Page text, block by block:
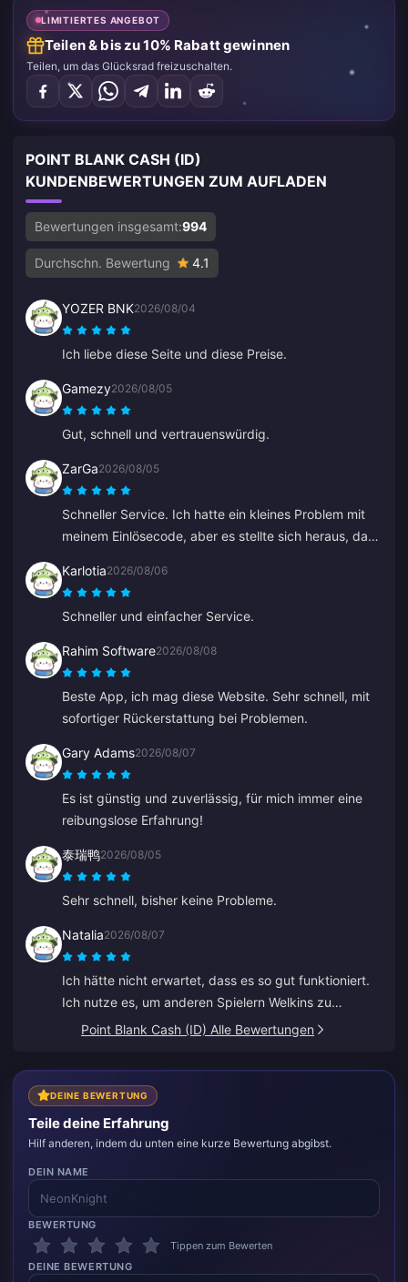
LIMITIERTES ANGEBOT
Teilen & bis zu 10% Rabatt gewinnen
Teilen, um das Glücksrad freizuschalten.
POINT BLANK CASH (ID)
KUNDENBEWERTUNGEN ZUM AUFLADEN
Bewertungen insgesamt:994
Durchschn. Bewertung 4.1
YOZER BNK2026/08/04
Ich liebe diese Seite und diese Preise.
Gamezy2026/08/05
Gut, schnell und vertrauenswürdig.
ZarGa2026/08/05
Schneller Service. Ich hatte ein kleines Problem mit
meinem Einlösecode, aber es stellte sich heraus, dass
Ordner gelandet war. Nach der Kontaktaufnahme mit
dem Support wurde das Problem gelöst, angeleitet
von Anna.
Karlotia2026/08/06
Schneller und einfacher Service.
Rahim Software2026/08/08
Beste App, ich mag diese Website. Sehr schnell, mit
sofortiger Rückerstattung bei Problemen.
Gary Adams2026/08/07
Es ist günstig und zuverlässig, für mich immer eine
reibungslose Erfahrung!
泰瑞鸭2026/08/05
Sehr schnell, bisher keine Probleme.
Natalia2026/08/07
Ich hätte nicht erwartet, dass es so gut funktioniert.
Ich nutze es, um anderen Spielern Welkins zu
schenken, und das Ergebnis gefällt mir sehr. Der
etwas schenken möchte, ist das eine tolle Plattform.
Point Blank Cash (ID) Alle Bewertungen
DEINE BEWERTUNG
Teile deine Erfahrung
Hilf anderen, indem du unten eine kurze Bewertung abgibst.
DEIN NAME
BEWERTUNG
Tippen zum Bewerten
DEINE BEWERTUNG